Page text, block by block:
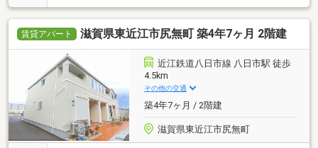
賃貸アパート 滋賀県東近江市尻無町 築4年7ヶ月 2階建
近江鉄道八日市線 八日市駅 徒歩
4.5km
その他の交通
築4年7ヶ月 / 2階建
滋賀県東近江市尻無町